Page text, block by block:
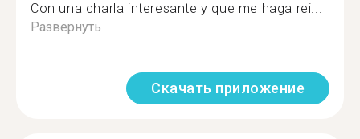
Con una charla interesante y que me haga rei...
Развернуть
Скачать приложение